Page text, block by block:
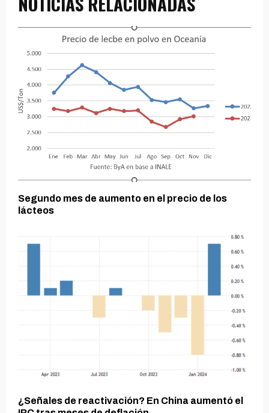
Segundo mes de aumento en el precio de los
lácteos
¿Señales de reactivación? En China aumentó el